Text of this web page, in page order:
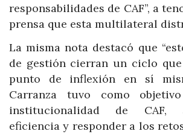
responsabilidades de CAF”, a
prensa que esta multilateral
La misma nota destacó que
de gestión cierran un ciclo
punto de inflexión en sí
Carranza tuvo como
institucionalidad de CAF,
eficiencia y responder a los